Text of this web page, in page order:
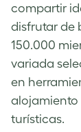
compartir
disfrutar de
150.000
variada
en
alojamiento
turísticas.